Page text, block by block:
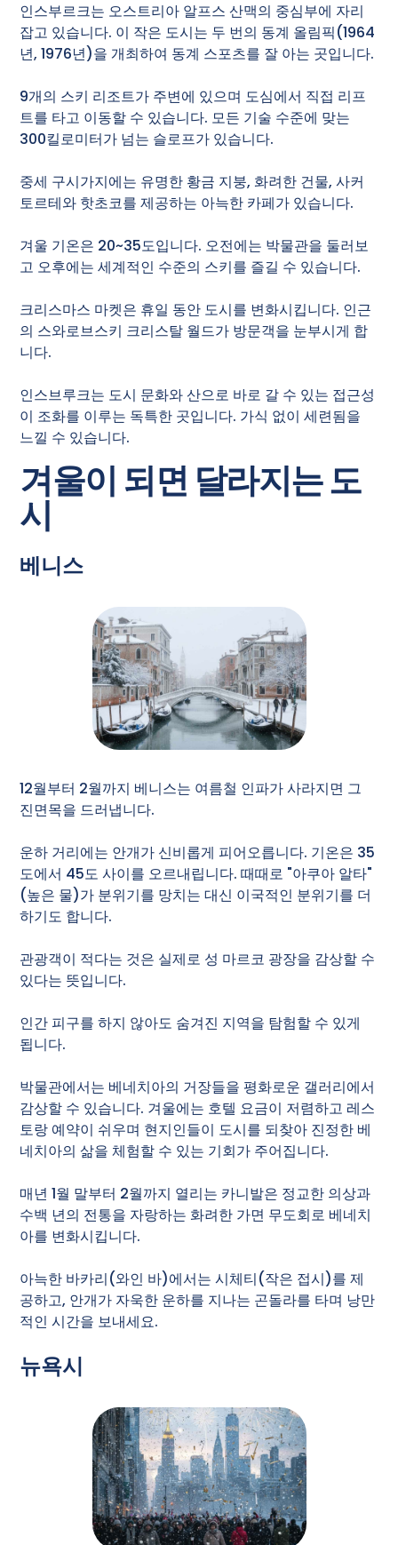
인스부르크는 오스트리아 알프스 산맥의 중심부에 자리
잡고 있습니다. 이 작은 도시는 두 번의 동계 올림픽(1964
년, 1976년)을 개최하여 동계 스포츠를 잘 아는 곳입니다.
9개의 스키 리조트가 주변에 있으며 도심에서 직접 리프
트를 타고 이동할 수 있습니다. 모든 기술 수준에 맞는
300킬로미터가 넘는 슬로프가 있습니다.
중세 구시가지에는 유명한 황금 지붕, 화려한 건물, 사커
토르테와 핫초코를 제공하는 아늑한 카페가 있습니다.
겨울 기온은 20~35도입니다. 오전에는 박물관을 둘러보
고 오후에는 세계적인 수준의 스키를 즐길 수 있습니다.
크리스마스 마켓은 휴일 동안 도시를 변화시킵니다. 인근
의 스와로브스키 크리스탈 월드가 방문객을 눈부시게 합
니다.
인스브루크는 도시 문화와 산으로 바로 갈 수 있는 접근성
이 조화를 이루는 독특한 곳입니다. 가식 없이 세련됨을
느낄 수 있습니다.
겨울이 되면 달라지는 도
시
베니스
12월부터 2월까지 베니스는 여름철 인파가 사라지면 그
진면목을 드러냅니다.
운하 거리에는 안개가 신비롭게 피어오릅니다. 기온은 35
도에서 45도 사이를 오르내립니다. 때때로 "아쿠아 알타"
(높은 물)가 분위기를 망치는 대신 이국적인 분위기를 더
하기도 합니다.
관광객이 적다는 것은 실제로 성 마르코 광장을 감상할 수
있다는 뜻입니다.
인간 피구를 하지 않아도 숨겨진 지역을 탐험할 수 있게
됩니다.
박물관에서는 베네치아의 거장들을 평화로운 갤러리에서
감상할 수 있습니다. 겨울에는 호텔 요금이 저렴하고 레스
토랑 예약이 쉬우며 현지인들이 도시를 되찾아 진정한 베
네치아의 삶을 체험할 수 있는 기회가 주어집니다.
매년 1월 말부터 2월까지 열리는 카니발은 정교한 의상과
수백 년의 전통을 자랑하는 화려한 가면 무도회로 베네치
아를 변화시킵니다.
아늑한 바카리(와인 바)에서는 시체티(작은 접시)를 제
공하고, 안개가 자욱한 운하를 지나는 곤돌라를 타며 낭만
적인 시간을 보내세요.
뉴욕시